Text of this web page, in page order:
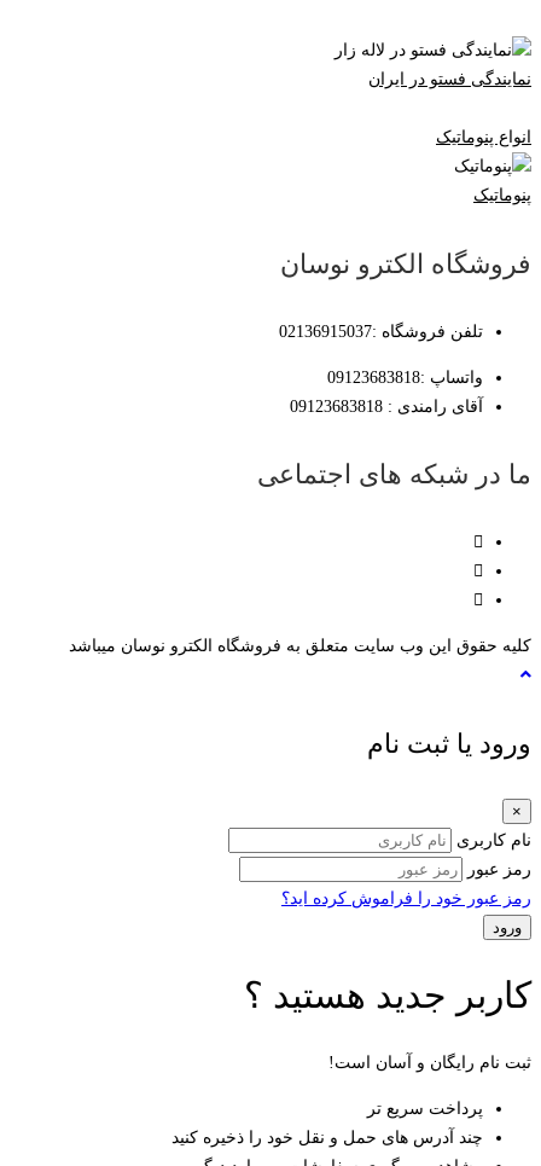
نمایندگی فستو در ایران
انواع پنوماتیک
پنوماتیک
فروشگاه الکترو نوسان
تلفن فروشگاه :02136915037
واتساپ :09123683818
آقای رامندی : 09123683818
ما در شبکه های اجتماعی
کلیه حقوق این وب سایت متعلق به فروشگاه الکترو نوسان میباشد
ورود یا ثبت نام
×
نام کاربری
رمز عبور
رمز عبور خود را فراموش کرده اید؟
کاربر جدید هستید ؟
ثبت نام رایگان و آسان است!
پرداخت سریع تر
چند آدرس های حمل و نقل خود را ذخیره کنید